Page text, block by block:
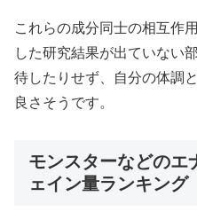
これらの成分同士の相互作
した研究結果が出ていない
待したりせず、自分の体調
良さそうです。
モンスターなどのエ
ェイン量ランキング